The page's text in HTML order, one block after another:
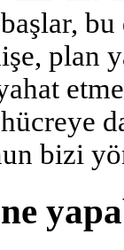
bizi